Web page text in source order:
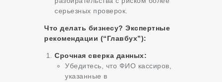
серьезных проверок.
Что делать бизнесу? Экспертные
рекомендации (“Главбух”):
Срочная сверка данных:
Убедитесь, что ФИО кассиров,
указанные в